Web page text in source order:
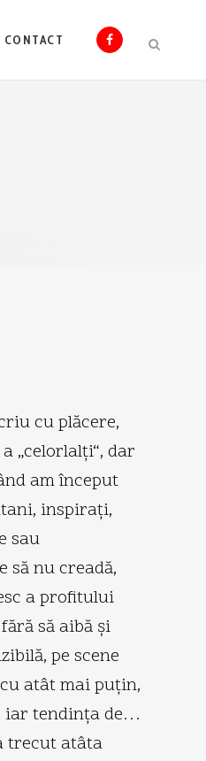
CONTACT
cu plăcere,
„celorlalţi“, dar
am început
inspiraţi,
sau
să nu creadă,
a profitului
să aibă şi
pe scene
atât mai puţin,
iar tendinţa de…
trecut atâta